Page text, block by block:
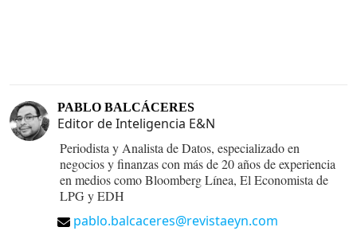
PABLO BALCÁCERES
Editor de Inteligencia E&N
Periodista y Analista de Datos, especializado en
negocios y finanzas con más de 20 años de experiencia
en medios como Bloomberg Línea, El Economista de
LPG y EDH
pablo.balcaceres@revistaeyn.com